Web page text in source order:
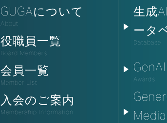
GUGAについて
About
役職員一覧
Board Members
会員一覧
Member List
入会のご案内
Membership Information
生成
ータ
Database
Awards
Media